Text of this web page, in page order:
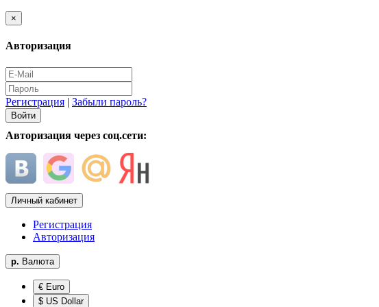
×
Авторизация
Регистрация | Забыли пароль?
Авторизация через соц.сети:
Личный кабинет
Регистрация
Авторизация
р. Валюта
€ Euro
$ US Dollar